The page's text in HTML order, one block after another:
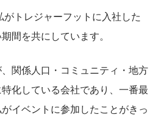
トレジャーフットに入社した
間を共にしています。
関係人口・コミュニティ・地方
化している会社であり、一番最
イベントに参加したことがきっ